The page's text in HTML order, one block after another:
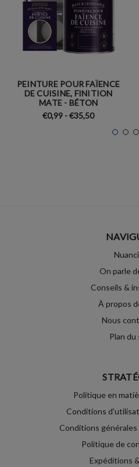
PEINTURE POUR FAÏENCE
DE CUISINE, FINITION
MATE - BÉTON
€0,99 - €35,50
On parle
Conseils &
À propos
Nous
Plan du
Politique en
Conditions
Conditions
Politique de
Expéditions